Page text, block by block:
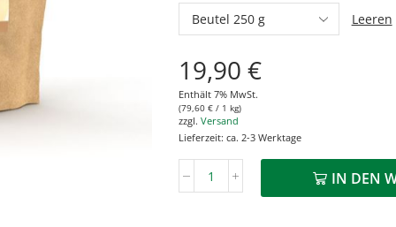
Leeren
19,90 €
Enthält 7% MwSt.
(79,60 € / 1 kg)
zzgl. Versand
Lieferzeit: ca. 2-3 Werktage
IN DEN